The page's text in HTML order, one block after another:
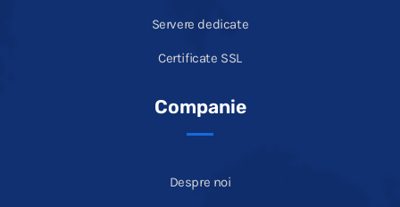
Servere dedicate
Certificate SSL
Companie
Despre noi